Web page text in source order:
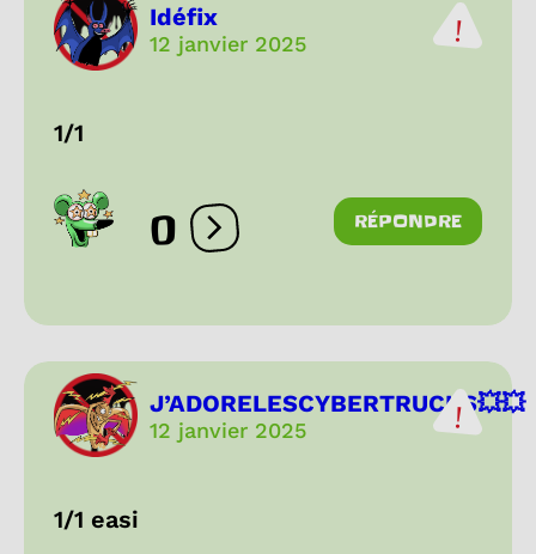
Idéfix
12 janvier 2025
1/1
0 Ouvrir les réactions
RÉPONDRE
J’ADORELESCYBERTRUCKS💥💥
12 janvier 2025
1/1 easi